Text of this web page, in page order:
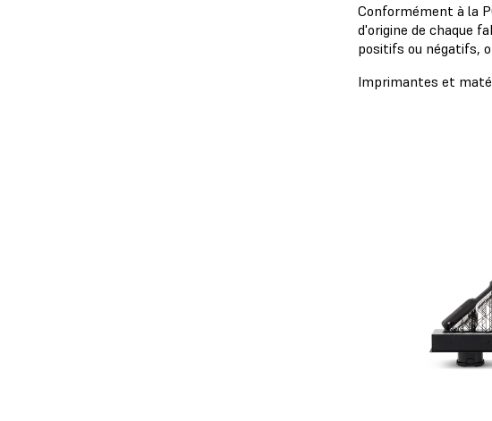
Conformément à la
d'origine de chaque
positifs ou négatifs,
Imprimantes et